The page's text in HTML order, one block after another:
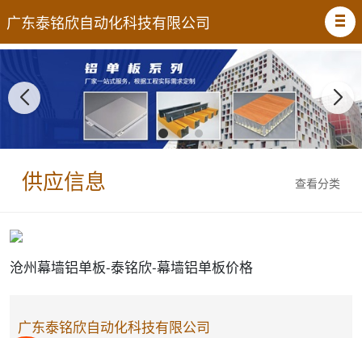
广东泰铭欣自动化科技有限公司
查看分类
供应信息
沧州幕墙铝单板-泰铭欣-幕墙铝单板价格
广东泰铭欣自动化科技有限公司